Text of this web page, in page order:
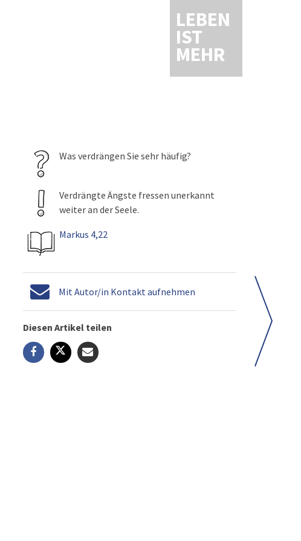
LEBEN
IST
MEHR
Was verdrängen Sie sehr häufig?
Verdrängte Ängste fressen unerkannt
weiter an der Seele.
Markus 4,22
Mit Autor/in Kontakt aufnehmen
Diesen Artikel teilen